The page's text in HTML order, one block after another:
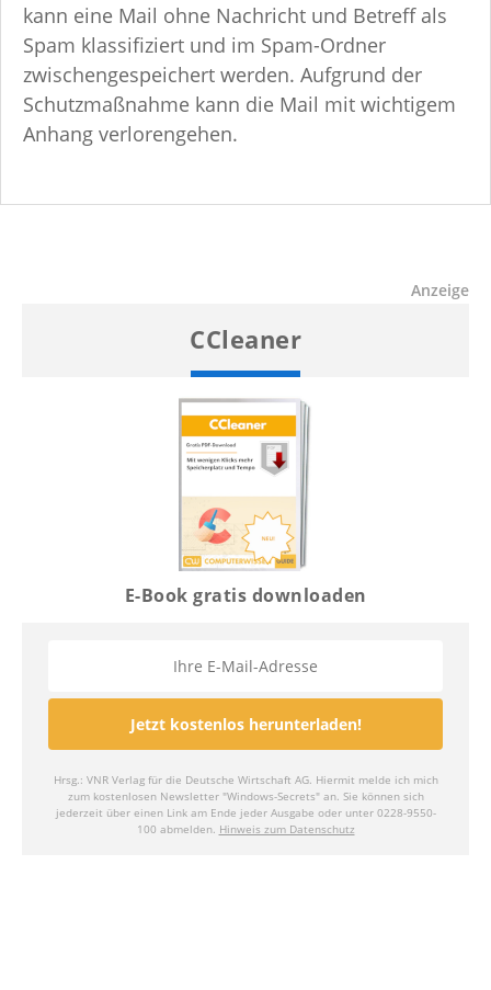
kann eine Mail ohne Nachricht und Betreff als
Spam klassifiziert und im Spam-Ordner
zwischengespeichert werden. Aufgrund der
Schutzmaßnahme kann die Mail mit wichtigem
Anhang verlorengehen.